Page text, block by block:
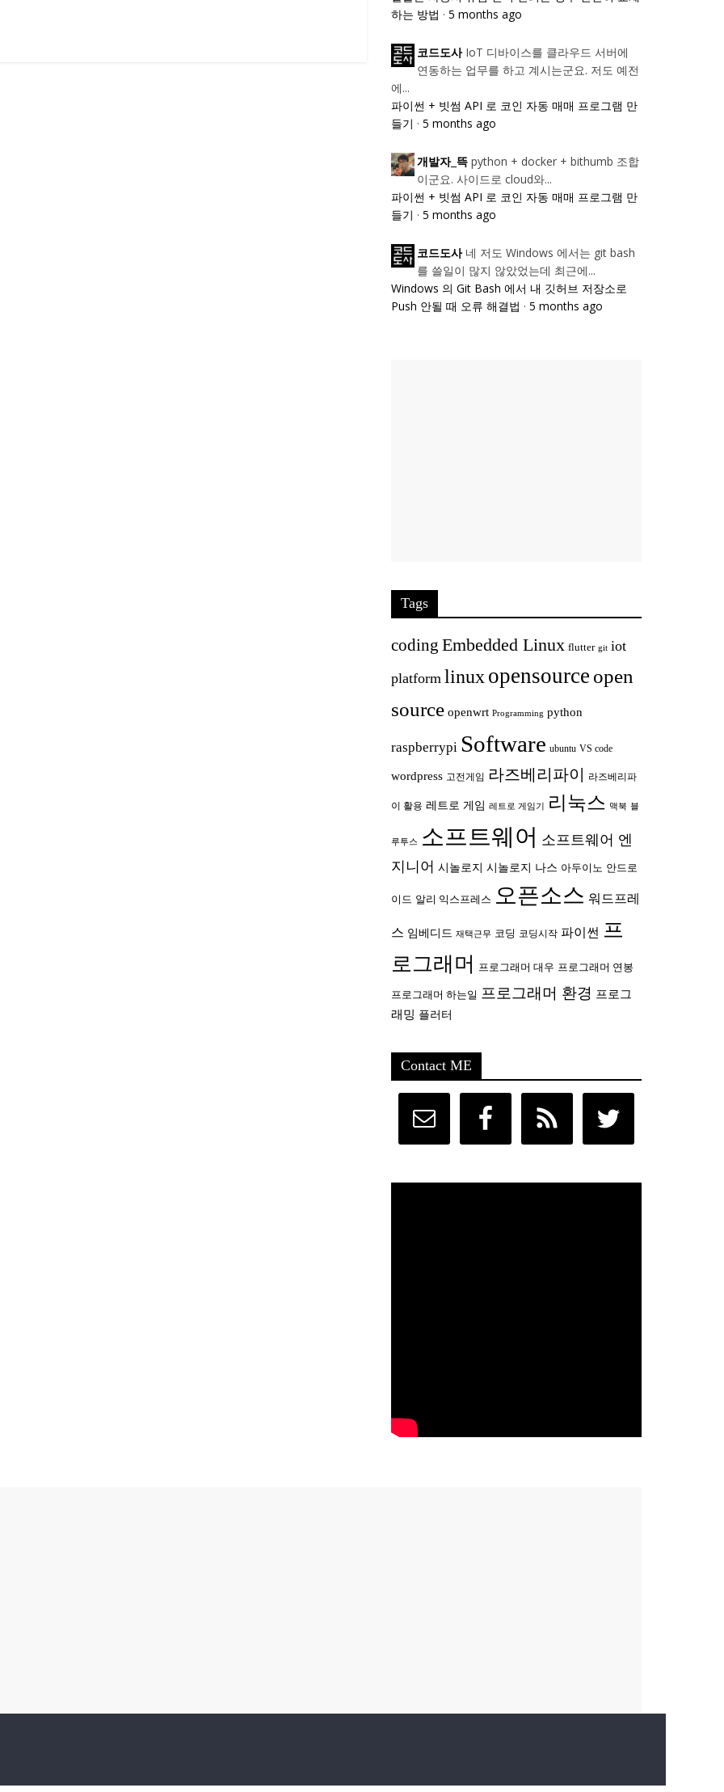
하는 방법 · 5 months ago
코드도사 IoT 디바이스를 클라우드 서버에
연동하는 업무를 하고 계시는군요. 저도 예전
에...
파이썬 + 빗썸 API 로 코인 자동 매매 프로그램 만
들기 · 5 months ago
개발자_뜩 python + docker + bithumb 조합
이군요. 사이드로 cloud와...
파이썬 + 빗썸 API 로 코인 자동 매매 프로그램 만
들기 · 5 months ago
코드도사 네 저도 Windows 에서는 git bash
를 쓸일이 많지 않았었는데 최근에...
Windows 의 Git Bash 에서 내 깃허브 저장소로
Push 안될 때 오류 해결법 · 5 months ago
Tags
coding Embedded Linux flutter git iot
platform linux opensource open
source openwrt Programming python
raspberrypi Software ubuntu VS code
wordpress 고전게임 라즈베리파이 라즈베리파
이 활용 레트로 게임 레트로 게임기 리눅스 맥북 블
루투스 소프트웨어 소프트웨어 엔
지니어 시놀로지 시놀로지 나스 아두이노 안드로
이드 알리 익스프레스 오픈소스 워드프레
스 임베디드 재택근무 코딩 코딩시작 파이썬 프
로그래머
프로그래머 대우 프로그래머 연봉
프로그래머 하는일 프로그래머 환경 프로그
래밍 플러터
Contact ME